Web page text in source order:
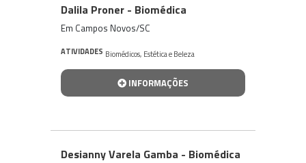
Dalila Proner - Biomédica
Em Campos Novos/SC
ATIVIDADES Biomédicos, Estética e Beleza
INFORMAÇÕES
Desianny Varela Gamba - Biomédica